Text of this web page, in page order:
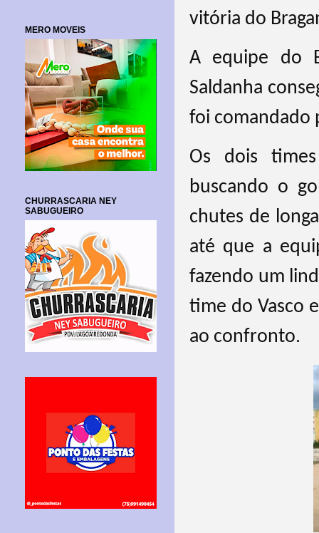
vitória do
A equipe do
Saldanha
foi comandado
Os dois
buscando o
chutes de
até que a
fazendo um
time do Vasco
ao confronto.
MERO MOVEIS
CHURRASCARIA NEY
SABUGUEIRO